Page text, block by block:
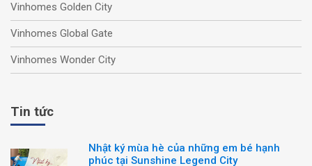
Vinhomes Golden City
Vinhomes Global Gate
Vinhomes Wonder City
Tin tức
Nhật ký mùa hè của những em bé hạnh
phúc tại Sunshine Legend City